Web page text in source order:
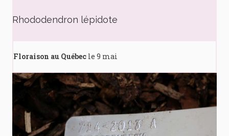
Rhododendron lépidote
Floraison au Québec le 9 mai